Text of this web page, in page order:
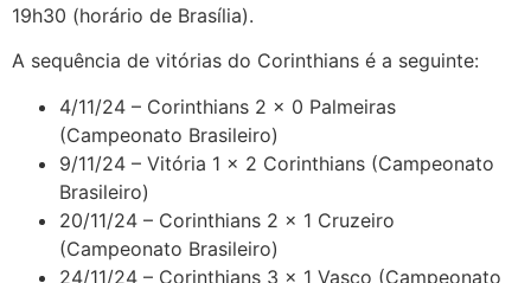
19h30 (horário de Brasília).
A sequência de vitórias do Corinthians é a seguinte:
4/11/24 – Corinthians 2 x 0 Palmeiras
(Campeonato Brasileiro)
9/11/24 – Vitória 1 x 2 Corinthians (Campeonato
Brasileiro)
20/11/24 – Corinthians 2 x 1 Cruzeiro
(Campeonato Brasileiro)
24/11/24 – Corinthians 3 x 1 Vasco (Campeonato